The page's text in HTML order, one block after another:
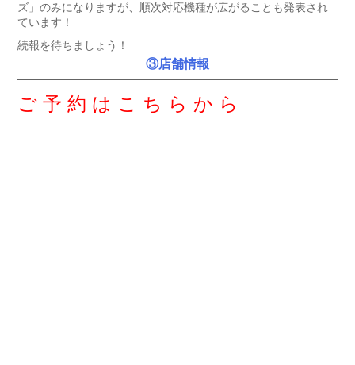
ズ」のみになりますが、順次対応機種が広がることも発表され
ています！
続報を待ちましょう！
③店舗情報
ご 予 約 は こ ち ら か ら